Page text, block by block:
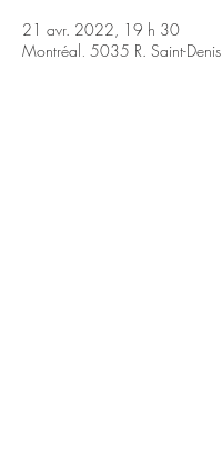
21 avr. 2022, 19 h 30
Montréal, 5035 R. Saint-